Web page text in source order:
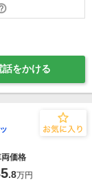
話をかける
価格
.8万円